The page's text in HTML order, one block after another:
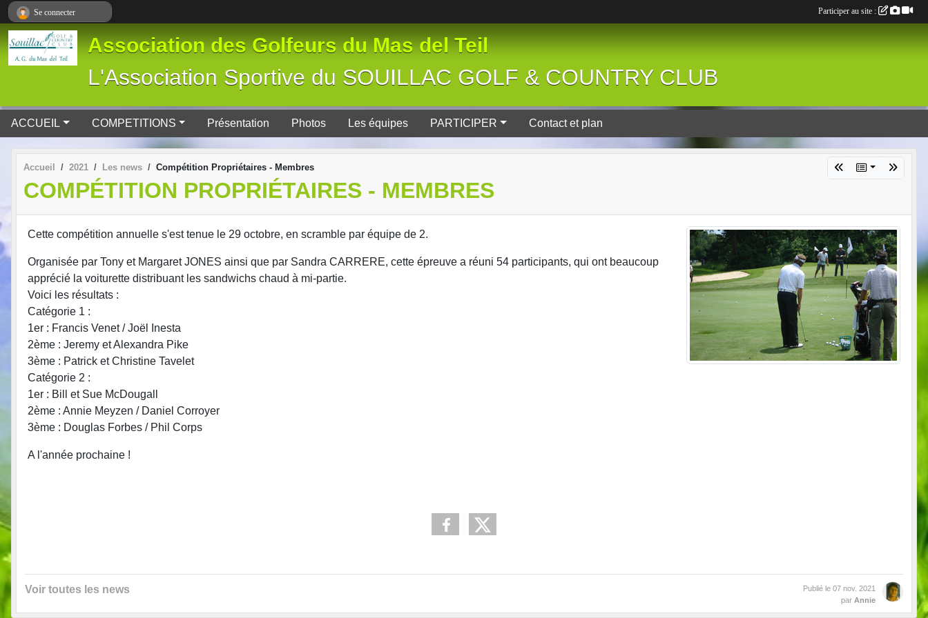
Association des Golfeurs du Mas del Teil
L'Association Sportive du SOUILLAC GOLF & COUNTRY CLUB
ACCUEIL COMPETITIONS Présentation Photos Les équipes PARTICIPER Contact et plan
Accueil 2021 Les news Compétition Propriétaires - Membres
COMPÉTITION PROPRIÉTAIRES - MEMBRES
Cette compétition annuelle s'est tenue le 29 octobre, en scramble par équipe de 2.
Organisée par Tony et Margaret JONES ainsi que par Sandra CARRERE, cette épreuve a réuni 54 participants, qui ont beaucoup
apprécié la voiturette distribuant les sandwichs chaud à mi-partie.
Voici les résultats :
Catégorie 1 :
1er : Francis Venet / Joël Inesta
2ème : Jeremy et Alexandra Pike
3ème : Patrick et Christine Tavelet
Catégorie 2 :
1er : Bill et Sue McDougall
2ème : Annie Meyzen / Daniel Corroyer
3ème : Douglas Forbes / Phil Corps
A l'année prochaine !
Voir toutes les news Publié le 07 nov. 2021
par Annie
Se connecter Participer au site :
Panneau de gestion des cookies